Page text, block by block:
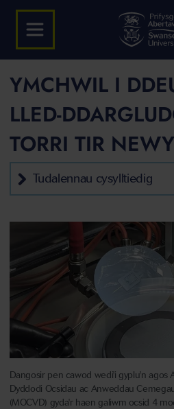
YMCHWIL I
LLED-
TORRI TIR
Tudalennau cysylltiedig
Dangosir pen cawod wedi'i gyplu'n agos
Dyddodi Ocsidau ac Anweddau
(MOCVD) gyda'r haen galiwm ocsid 4